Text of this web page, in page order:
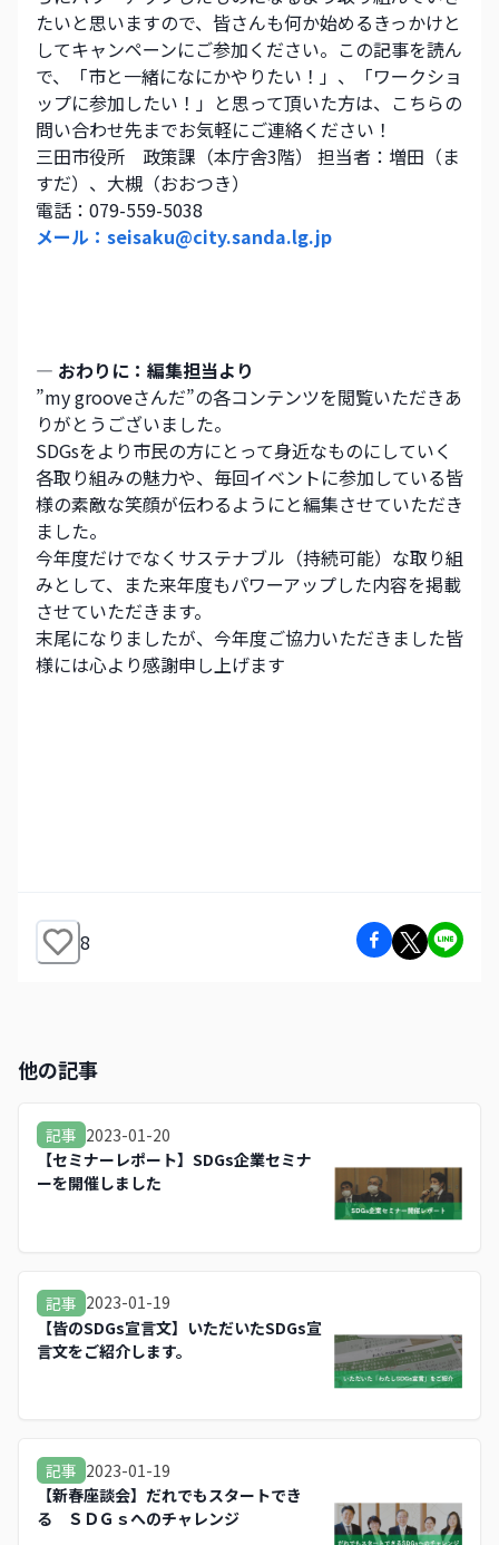
たいと思いますので、皆さんも何か始めるきっかけと
してキャンペーンにご参加ください。この記事を読ん
で、「市と一緒になにかやりたい！」、「ワークショ
ップに参加したい！」と思って頂いた方は、こちらの
問い合わせ先までお気軽にご連絡ください！
三田市役所　政策課（本庁舎3階） 担当者：増田（ま
すだ）、大槻（おおつき）
電話：079-559-5038
メール：seisaku@city.sanda.lg.jp
― おわりに：編集担当より
”my grooveさんだ”の各コンテンツを閲覧いただきあ
りがとうございました。
SDGsをより市民の方にとって身近なものにしていく
各取り組みの魅力や、毎回イベントに参加している皆
様の素敵な笑顔が伝わるようにと編集させていただき
ました。
今年度だけでなくサステナブル（持続可能）な取り組
みとして、また来年度もパワーアップした内容を掲載
させていただきます。
末尾になりましたが、今年度ご協力いただきました皆
様には心より感謝申し上げます
8
他の記事
記事 2023-01-20
【セミナーレポート】SDGs企業セミナ
ーを開催しました
記事 2023-01-19
【皆のSDGs宣言文】いただいたSDGs宣
言文をご紹介します。
記事 2023-01-19
【新春座談会】だれでもスタートでき
る ＳＤＧｓへのチャレンジ